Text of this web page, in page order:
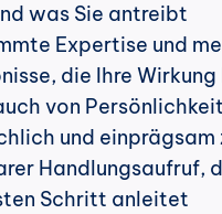
was Sie antreibt
Expertise und
die Ihre
von
und einprägsam
Handlungsaufruf,
Schritt anleitet